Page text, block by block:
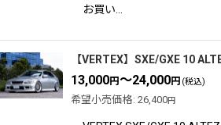
お買い…
【VERTEX】SXE/GXE 10
13,000円～24,000円 (税込)
希望小売価格: 26,400円